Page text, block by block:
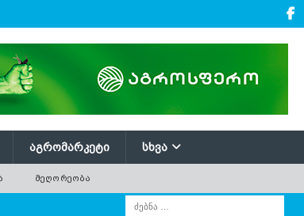
ᲐᲒᲠᲝᲛᲐᲠᲙᲔᲢᲘ ᲡᲮᲕᲐ
ᲛᲔᲦᲝᲠᲔᲝᲑᲐ